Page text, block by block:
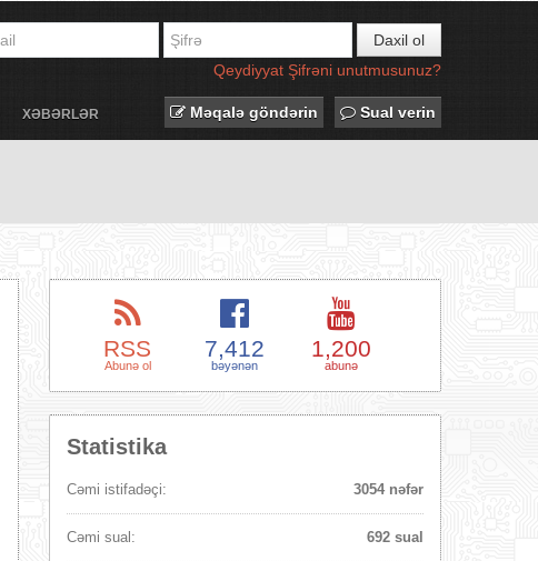
Daxil ol
Qeydiyyat Şifrəni unutmusunuz?
XƏBƏRLƏR Məqalə göndərin Sual verin
RSS
Abunə ol
7,412
bəyənən
1,200
abunə
Statistika
Cəmi istifadəçi: 3054 nəfər
Cəmi sual: 692 sual